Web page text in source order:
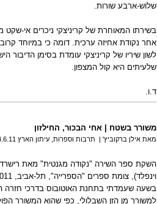
שלוש-ארבע שורות.
בשירתו המאוחרת של קריניצקי ניכרים אי-שקט
אחר נקודת אחיזה ערכית. דומה כי במיוחד
לשון שיריו של קריניצקי עומדת בסימן
שלעיתים היא קול המצפון.
ד.ו.
משורר בשטח | אחי הבכור, החילזון
מאת אילן ברקוביץ' | תרבות וספרות, עיתון הארץ 24.6.11
וינפלד), צומת ספרים "הספרייה", תל-אביב, 30.5.2011
בשעה שעמדתי בתחנת האוטובוס בדרכי חזרה